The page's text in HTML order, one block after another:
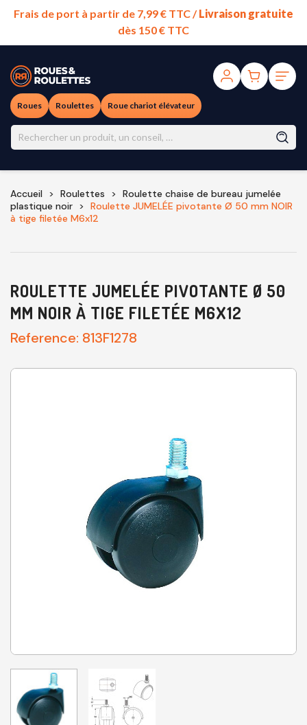
Frais de port à partir de 7,99 € TTC /Livraison gratuite
dès 150 € TTC
Roues Roulettes Roue chariot élévateur
Accueil Roulettes
Roulette chaise de bureau jumelée
plastique noir
Roulette JUMELÉE pivotante Ø 50 mm NOIR
à tige filetée M6x12
ROULETTE JUMELÉE PIVOTANTE Ø 50
MM NOIR À TIGE FILETÉE M6X12
Reference: 813F1278